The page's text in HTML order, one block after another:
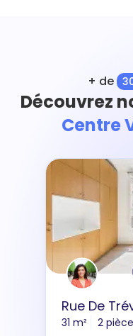
+ de
Découvrez
Centre
Rue De
31 m² 2